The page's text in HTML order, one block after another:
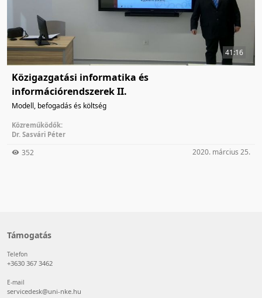
41:16
Közigazgatási informatika és
információrendszerek II.
Modell, befogadás és költség
Közreműködők:
Dr. Sasvári Péter
352 2020. március 25.
Támogatás
Telefon
+3630 367 3462
E-mail
servicedesk@uni-nke.hu